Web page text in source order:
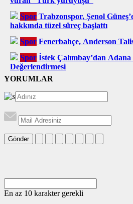
Spor Trabzonspor, Şenol
hakkında tüzel süreç başlattı
Spor Fenerbahçe, Anderson
Spor İstek Çalımbay’dan
Değerlendirmesi
YORUMLAR
Gönder
En az 10 karakter gerekli